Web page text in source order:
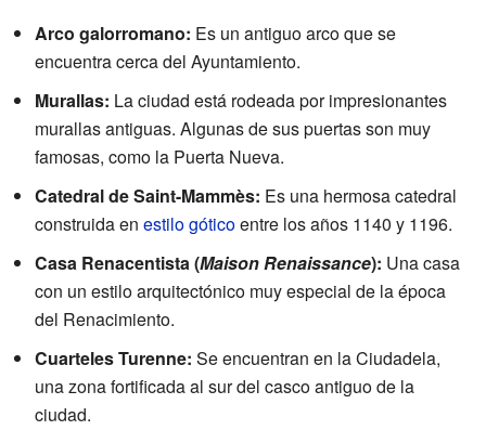
Arco galorromano: Es un antiguo arco que se
encuentra cerca del Ayuntamiento.
Murallas: La ciudad está rodeada por impresionantes
murallas antiguas. Algunas de sus puertas son muy
famosas, como la Puerta Nueva.
Catedral de Saint-Mammès: Es una hermosa catedral
construida en estilo góticoentre los años 1140 y 1196.
Casa Renacentista (Maison Renaissance): Una casa
con un estilo arquitectónico muy especial de la época
del Renacimiento.
Cuarteles Turenne: Se encuentran en la Ciudadela,
una zona fortificada al sur del casco antiguo de la
ciudad.